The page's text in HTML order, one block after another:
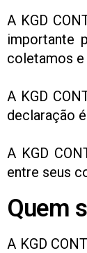
A KGD
importante
coletamos e
A KGD
declaração
A KGD
entre seus
Quem
A KGD